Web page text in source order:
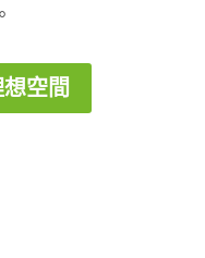
空間